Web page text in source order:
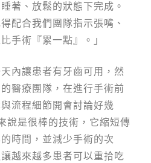
著、放鬆的狀態下完成。
配合我們團隊指示張嘴、
手術『累一點』。」
內讓患者有牙齒可用，然
醫療團隊，在進行手術前
流程細節開會討論好幾
說是很棒的技術，它縮短傳
時間，並減少手術的次
越來越多患者可以重拾吃